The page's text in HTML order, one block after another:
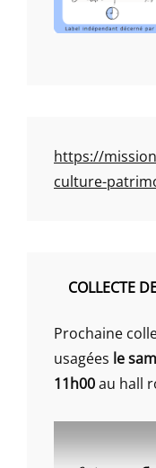
https://
culture-
COLLECTE
Prochaine
usagées le
11h00au hall